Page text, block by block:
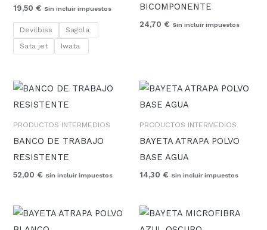
19,50 € Sin incluir impuestos
Devilbiss
Sagola
Sata jet
Iwata
BICOMPONENTE
24,70 € Sin incluir impuestos
PRODUCTOS INTERMEDIOS
BANCO DE TRABAJO
RESISTENTE
52,00 € Sin incluir impuestos
PRODUCTOS INTERMEDIOS
BAYETA ATRAPA POLVO
BASE AGUA
14,30 € Sin incluir impuestos